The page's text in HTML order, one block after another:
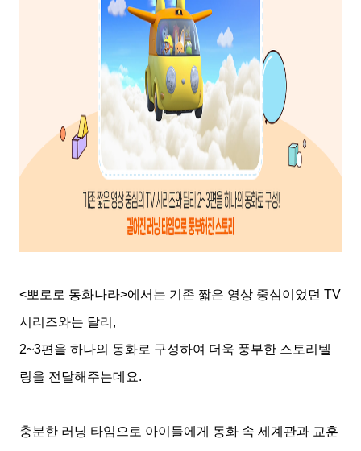
<뽀로로 동화나라>에서는 기존 짧은 영상 중심이었던 TV
시리즈와는 달리 ,
2~3편을 하나의 동화로 구성하여 더욱 풍부한 스토리텔
링을 전달해주는데요.
충분한 러닝 타임으로 아이들에게 동화 속 세계관과 교훈